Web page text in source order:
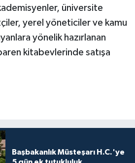
üniversite
yerel yöneticiler ve kamu
yönelik hazırlanan
kitabevlerinde satışa
Başbakanlık Müsteşarı H.C.'ye